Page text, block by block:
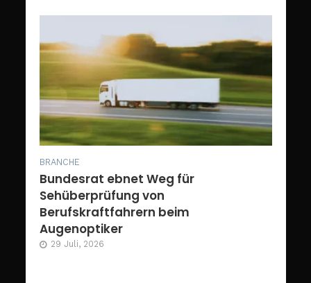
BRANCHE
Bundesrat ebnet Weg für
Sehüberprüfung von
Berufskraftfahrern beim
Augenoptiker
29 Juli, 2026